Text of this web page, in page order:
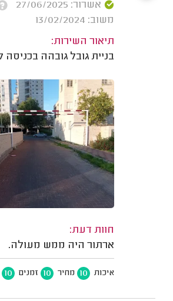
אשרור: 27/06/2025
משוב: 13/02/2024
תיאור השירות:
בניית גובל גובהה בכניסה
חוות דעת:
ארתור היה ממש מעולה.
איכות 10 מחיר 10 זמנים 10